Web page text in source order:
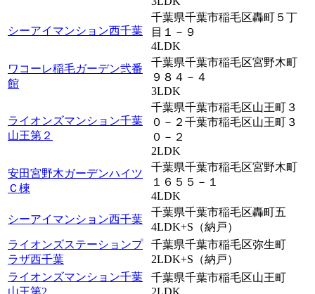
シーアイマンション西千葉
千葉県千葉市稲毛区轟町５丁
目１－９
4LDK
ワコーレ稲毛ガーデン弐番
館
千葉県千葉市稲毛区宮野木町
９８４－４
3LDK
ライオンズマンション千葉
山王第２
千葉県千葉市稲毛区山王町３
０－２千葉市稲毛区山王町３
０－２
2LDK
安田宮野木ガーデンハイツ
Ｃ棟
千葉県千葉市稲毛区宮野木町
１６５５－１
4LDK
シーアイマンション西千葉
千葉県千葉市稲毛区轟町五
4LDK+S（納戸）
ライオンズステーションプ
ラザ西千葉
千葉県千葉市稲毛区弥生町
2LDK+S（納戸）
ライオンズマンション千葉
山王第2
千葉県千葉市稲毛区山王町
2LDK